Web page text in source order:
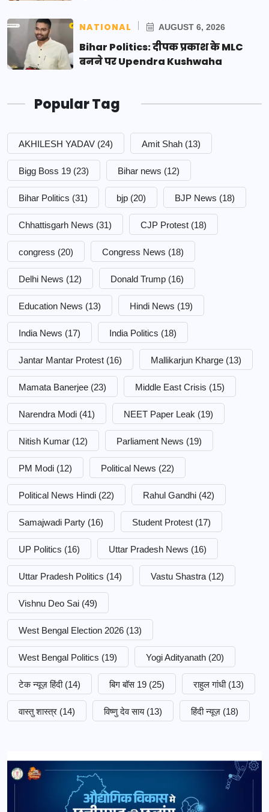
NATIONAL AUGUST 6, 2026
Bihar Politics: दीपक प्रकाश के MLC
बनने पर Upendra Kushwaha
Popular Tag
AKHILESH YADAV (24) Amit Shah (13)
Bigg Boss 19 (23) Bihar news (12)
Bihar Politics (31) bjp (20) BJP News (18)
Chhattisgarh News (31) CJP Protest (18)
congress (20) Congress News (18)
Delhi News (12) Donald Trump (16)
Education News (13) Hindi News (19)
India News (17) India Politics (18)
Jantar Mantar Protest (16) Mallikarjun Kharge (13)
Mamata Banerjee (23) Middle East Crisis (15)
Narendra Modi (41) NEET Paper Leak (19)
Nitish Kumar (12) Parliament News (19)
PM Modi (12) Political News (22)
Political News Hindi (22) Rahul Gandhi (42)
Samajwadi Party (16) Student Protest (17)
UP Politics (16) Uttar Pradesh News (16)
Uttar Pradesh Politics (14) Vastu Shastra (12)
Vishnu Deo Sai (49)
West Bengal Election 2026 (13)
West Bengal Politics (19) Yogi Adityanath (20)
टेक न्यूज़ हिंदी (14) बिग बॉस 19 (25) राहुल गांधी (13)
वास्तु शास्त्र (14) विष्णु देव साय (13) हिंदी न्यूज़ (18)